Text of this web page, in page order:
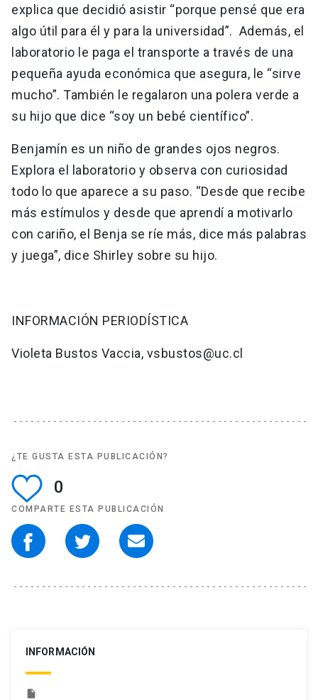
explica que decidió asistir “porque pensé que era
algo útil para él y para la universidad”. Además, el
laboratorio le paga el transporte a través de una
pequeña ayuda económica que asegura, le “sirve
mucho”. También le regalaron una polera verde a
su hijo que dice “soy un bebé científico”.
Benjamín es un niño de grandes ojos negros.
Explora el laboratorio y observa con curiosidad
todo lo que aparece a su paso. “Desde que recibe
más estímulos y desde que aprendí a motivarlo
con cariño, el Benja se ríe más, dice más palabras
y juega”, dice Shirley sobre su hijo.
INFORMACIÓN PERIODÍSTICA
Violeta Bustos Vaccia, vsbustos@uc.cl
¿TE GUSTA ESTA PUBLICACIÓN?
0
COMPARTE ESTA PUBLICACIÓN
INFORMACIÓN
insert_drive_file